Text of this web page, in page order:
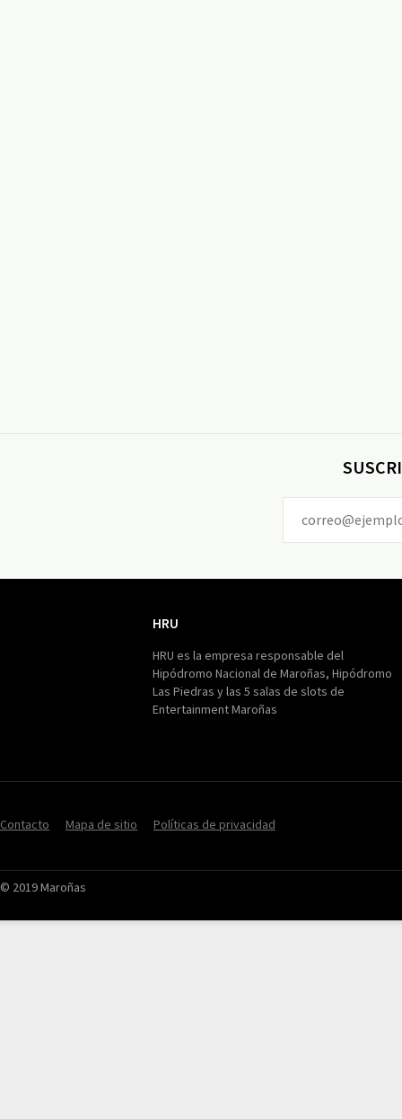
HRU
HRU es la empresa responsable del
Hipódromo Nacional de Maroñas, Hipódromo
Las Piedras y las 5 salas de slots de
Entertainment Maroñas
Contacto Mapa de sitio Políticas de privacidad
© 2019 Maroñas